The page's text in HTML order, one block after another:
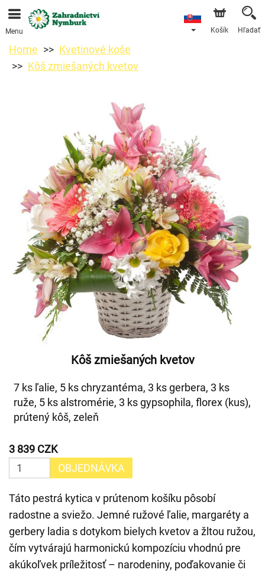
Objednávky prijímame prostredníctvom nášho e-shopu.
Najskorší možný termín doručenia je od 11.8.2026 z
Menu Košík Hľadať
Home
Kvetinové koše
Kôš zmiešaných kvetov
Kôš zmiešaných kvetov
7 ks ľalie, 5 ks chryzantéma, 3 ks gerbera, 3 ks
ruže, 5 ks alstromérie, 3 ks gypsophila, florex (kus),
prútený kôš, zeleň
3 839 CZK
OBJEDNÁVKA
Táto pestrá kytica v prútenom košíku pôsobí
radostne a sviežo. Jemné ružové ľalie, margaréty a
gerbery ladia s dotykom bielych kvetov a žltou ružou,
čím vytvárajú harmonickú kompozíciu vhodnú pre
akúkoľvek príležitosť – narodeniny, poďakovanie či